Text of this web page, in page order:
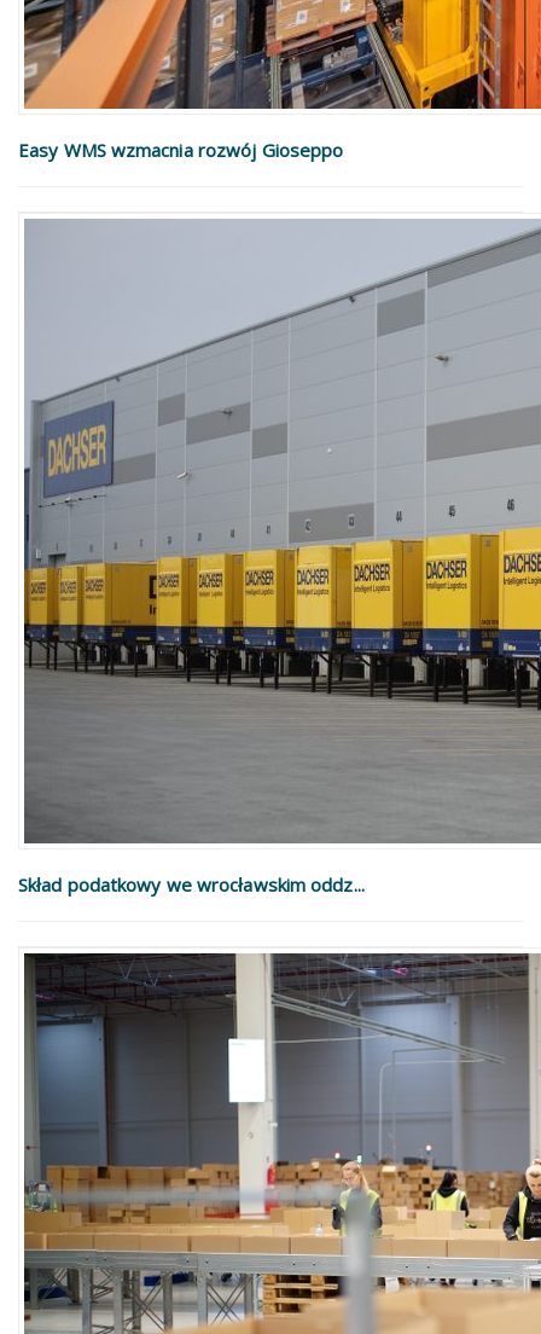
Easy WMS wzmacnia rozwój Gioseppo
Skład podatkowy we wrocławskim oddz...